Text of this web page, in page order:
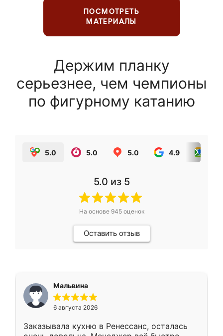
ПОСМОТРЕТЬ
МАТЕРИАЛЫ
Держим планку
серьезнее, чем чемпионы
по фигурному катанию
5.0 5.0 5.0 4.9
5.0 из 5
На основе 945оценок
Оставить отзыв
Мальвина
6 августа 2026
Заказывала кухню в Ренессанс, осталась